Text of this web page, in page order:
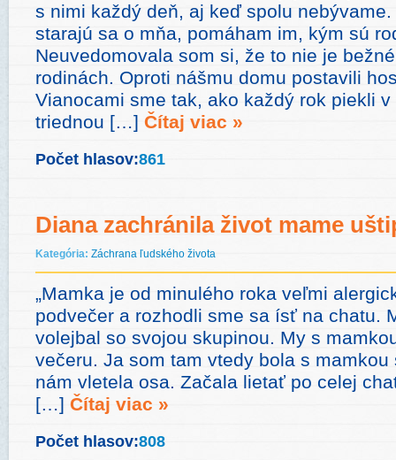
s nimi každý deň, aj keď spolu
starajú sa o mňa, pomáham im, kým sú
Neuvedomovala som si, že to nie je
rodinách. Oproti nášmu domu postavili
Vianocami sme tak, ako každý rok piekli
triednou […] Čítaj viac »
Počet hlasov:861
Diana zachránila život mame
Kategória: Záchrana ľudského života
„Mamka je od minulého roka veľmi
podvečer a rozhodli sme sa ísť na chatu.
volejbal so svojou skupinou. My s
večeru. Ja som tam vtedy bola s mamkou
nám vletela osa. Začala lietať po celej
[…] Čítaj viac »
Počet hlasov:808